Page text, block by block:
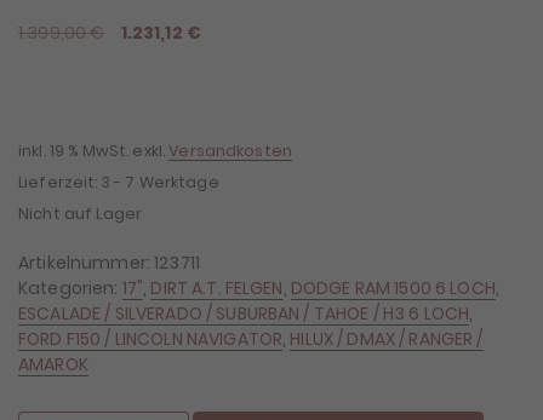
1.399,00€
Ursprünglicher
1.231,12 €Aktueller
inkl. 19 % MwSt. exkl.Versandkosten
Lieferzeit: 3 - 7 Werktage
Nicht auf Lager
Artikelnummer:123711
Kategorien: 17", DIRT A.T. FELGEN, DODGE RAM 1500 6 LOCH,
ESCALADE / SILVERADO / SUBURBAN / TAHOE / H3 6 LOCH,
FORD F150 / LINCOLN NAVIGATOR, HILUX / DMAX / RANGER /
AMAROK